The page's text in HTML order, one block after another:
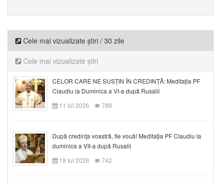
Cele mai vizualizate știri / 30 zile
Cele mai vizualizate știri
CELOR CARE NE SUSȚIN ÎN CREDINȚĂ: Meditația PF
Claudiu la Duminica a VI-a după Rusalii
11 Iul 2026
789
După credinţa voastră, fie vouă! Meditația PF Claudiu la
duminica a VII-a după Rusalii
18 Iul 2026
742